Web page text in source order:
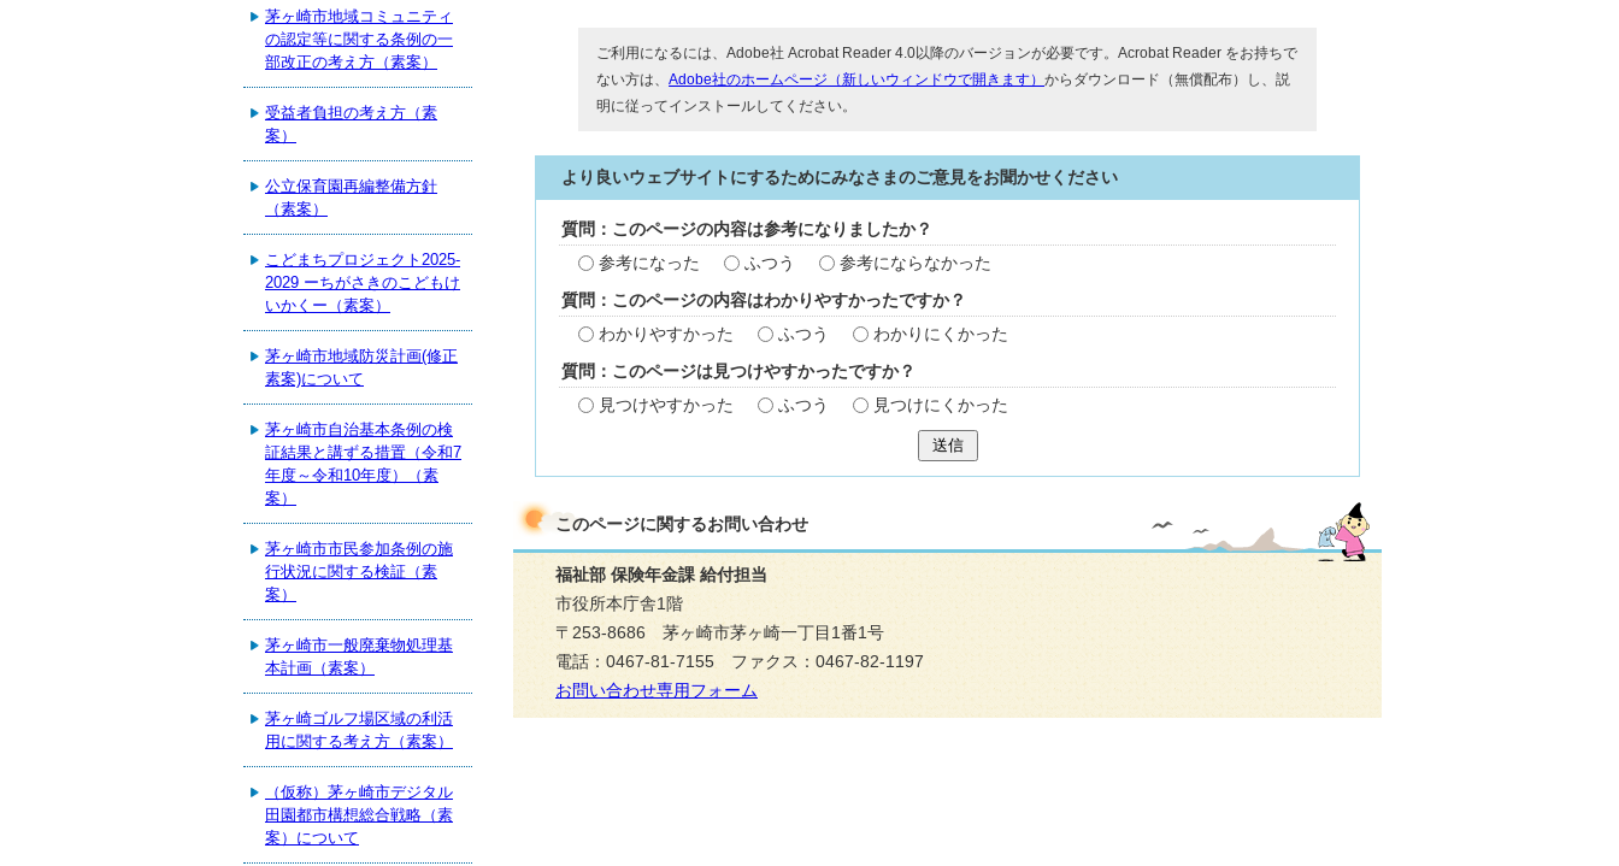
ご利用になるには、Adobe社 Acrobat Reader 4.0以降のバージョンが必要です。Acrobat Reader をお持ちで
ない方は、Adobe社のホームページ（新しいウィンドウで開きます）からダウンロード（無償配布）し、説
明に従ってインストールしてください。
より良いウェブサイトにするためにみなさまのご意見をお聞かせください
質問：このページの内容は参考になりましたか？
参考になった
ふつう 参考にならなかった
質問：このページの内容はわかりやすかったですか？
わかりやすかった
ふつう わかりにくかった
質問：このページは見つけやすかったですか？
見つけやすかった
ふつう 見つけにくかった
送信
このページに関するお問い合わせ
福祉部 保険年金課 給付担当
市役所本庁舎1階
〒253-8686 茅ヶ崎市茅ヶ崎一丁目1番1号
電話：0467-81-7155 ファクス：0467-82-1197
お問い合わせ専用フォーム
茅ヶ崎市地域コミュニティ
の認定等に関する条例の一
部改正の考え方（素案）
受益者負担の考え方（素
案）
公立保育園再編整備方針
（素案）
こどまちプロジェクト2025-
2029 ーちがさきのこどもけ
いかくー（素案）
茅ヶ崎市地域防災計画(修正
素案)について
茅ヶ崎市自治基本条例の検
証結果と講ずる措置（令和7
年度～令和10年度）（素
案）
茅ヶ崎市市民参加条例の施
行状況に関する検証（素
案）
茅ヶ崎市一般廃棄物処理基
本計画（素案）
茅ヶ崎ゴルフ場区域の利活
用に関する考え方（素案）
（仮称）茅ヶ崎市デジタル
田園都市構想総合戦略（素
案）について